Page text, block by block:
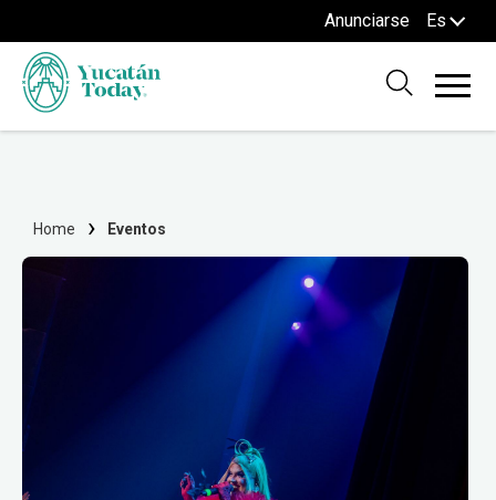
Anunciarse Es
Home Eventos